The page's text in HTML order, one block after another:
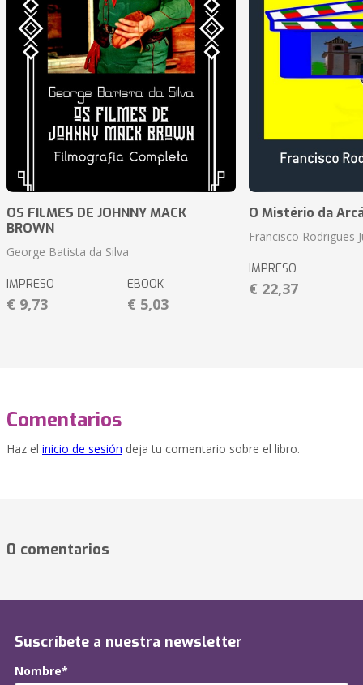
OS FILMES DE JOHNNY MACK
BROWN
George Batista da Silva
IMPRESO
€ 9,73
EBOOK
€ 5,03
O Mistério da
Francisco Rodrigues
IMPRESO
€ 22,37
Comentarios
Haz el inicio de sesión deja tu comentario sobre el libro.
0 comentarios
Suscríbete a nuestra newsletter
Nombre*